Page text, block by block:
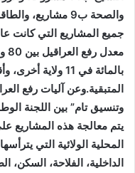
والصحة ب9
المتبقية.وعن آليات رفع
وتنسيق تام” بين اللجنة
يتم معالجة هذه المشاريع
المحلية الولائية التي
الداخلية، الفلاحة، السكن،